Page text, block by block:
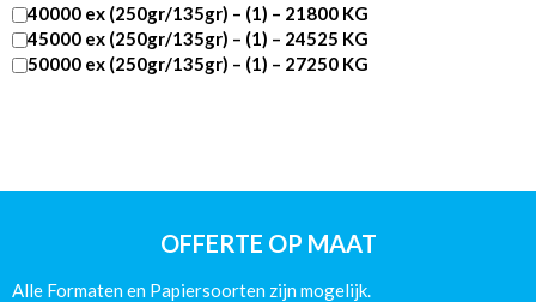
40000 ex (250gr/135gr) – (1) – 21800 KG
45000 ex (250gr/135gr) – (1) – 24525 KG
50000 ex (250gr/135gr) – (1) – 27250 KG
-
Glans
OFFERTE OP MAAT
Alle Formaten en Papiersoorten zijn mogelijk.